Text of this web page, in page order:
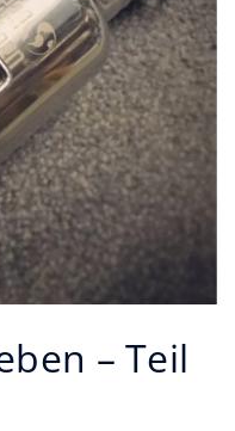
– Teil